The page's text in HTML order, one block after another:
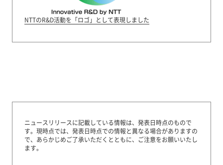
NTTのR&D活動を「ロゴ」として表現しました
ニュースリリースに記載している情報は、発表日時点のもので
す。 現時点では、発表日時点での情報と異なる場合がありますの
で、あらかじめご了承いただくとともに、ご注意をお願いいたし
ます。